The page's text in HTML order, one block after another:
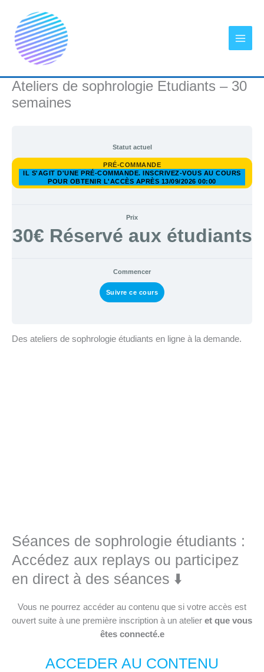
contenu
Ateliers de sophrologie Etudiants – 30
semaines
Statut actuel
PRÉ-COMMANDE
IL S'AGIT D'UNE PRÉ-COMMANDE. INSCRIVEZ-VOUS AU COURS
POUR OBTENIR L'ACCÈS APRÈS 13/09/2026 00:00
Prix
30€ Réservé aux étudiants
Commencer
Suivre ce cours
Des ateliers de sophrologie étudiants en ligne à la demande.
Séances de sophrologie étudiants :
Accédez aux replays ou participez
en direct à des séances ⬇️
Vous ne pourrez accéder au contenu que si votre accès est
ouvert suite à une première inscription à un atelier et que vous
êtes connecté.e
ACCEDER AU CONTENU